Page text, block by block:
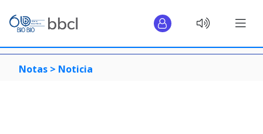
Notas > Noticia